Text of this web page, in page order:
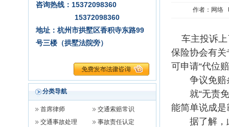
咨询热线：15372098360
15372098360
地址：杭州市拱墅区香积寺东路99
号三楼（拱墅法院旁）
分类导航
首席律师
交通索赔常识
交通事故处理
事故责任认定
作者：网络
车主投诉上
保险协会有
可申请“代位
争议免赔条
就“无责免
能简单说成
据了解，此